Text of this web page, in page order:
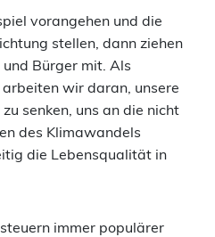
vorangehen und die
stellen, dann ziehen
Bürger mit. Als
wir daran, unsere
senken, uns an die nicht
des Klimawandels
die Lebensqualität in
immer populärer